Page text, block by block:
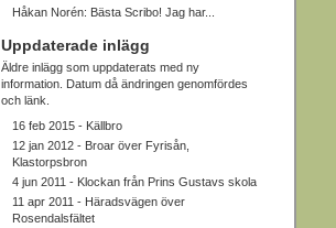
Håkan Norén: Bästa Scribo! Jag har...
Uppdaterade inlägg
Äldre inlägg som uppdaterats med ny
information. Datum då ändringen genomfördes
och länk.
16 feb 2015 - Källbro
12 jan 2012 - Broar över Fyrisån,
Klastorpsbron
4 jun 2011 - Klockan från Prins Gustavs skola
11 apr 2011 - Häradsvägen över
Rosendalsfältet